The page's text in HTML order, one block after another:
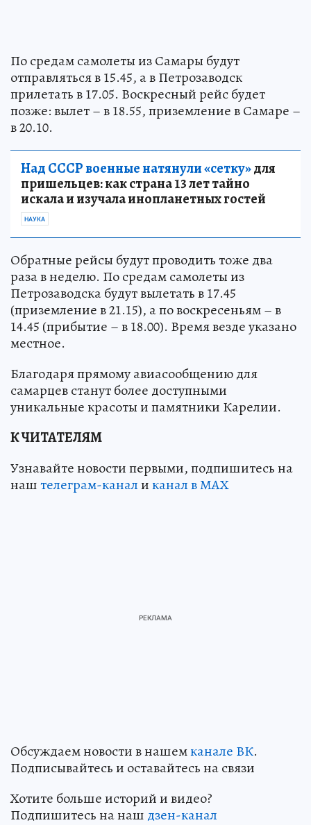
По средам самолеты из Самары будут
отправляться в 15.45, а в Петрозаводск
прилетать в 17.05. Воскресный рейс будет
позже: вылет – в 18.55, приземление в Самаре –
в 20.10.
Над СССР военные натянули «сетку»для
пришельцев: как страна 13 лет тайно
искала и изучала инопланетных гостей
НАУКА
Обратные рейсы будут проводить тоже два
раза в неделю. По средам самолеты из
Петрозаводска будут вылетать в 17.45
(приземление в 21.15), а по воскресеньям – в
14.45 (прибытие – в 18.00). Время везде указано
местное.
Благодаря прямому авиасообщению для
самарцев станут более доступными
уникальные красоты и памятники Карелии.
К ЧИТАТЕЛЯМ
Узнавайте новости первыми, подпишитесь на
наштелеграм-каналиканал в МАХ
Обсуждаем новости в нашемканале ВК.
Подписывайтесь и оставайтесь на связи
Хотите больше историй и видео?
Подпишитесь на наш дзен-канал